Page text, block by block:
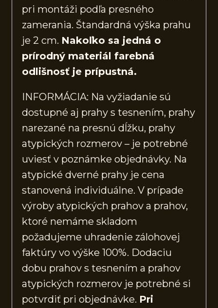
pri montáži podľa presného
zamerania. Štandardná výška prahu
je 2 cm. Nakoľko sa jedná o
prírodný materiál farebná
odlišnosť je prípustná.
INFORMÁCIA: Na vyžiadanie sú
dostupné aj prahy s tesnením, prahy
narezané na presnú dĺžku, prahy
atypických rozmerov – je potrebné
uviesť v poznámke objednávky. Na
atypické dverné prahy je cena
stanovená individuálne. V prípade
výroby atypických prahov a prahov,
ktoré nemáme skladom
požadujeme uhradenie zálohovej
faktúry vo výške 100%. Dodaciu
dobu prahov s tesnením a prahov
atypických rozmerov je potrebné si
potvrdiť pri objednávke. Pri